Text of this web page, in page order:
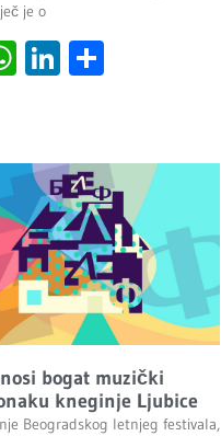
je o
WhatsApp
LinkedIn
bogat muzički
kneginje Ljubice
Beogradskog letnjeg festivala,